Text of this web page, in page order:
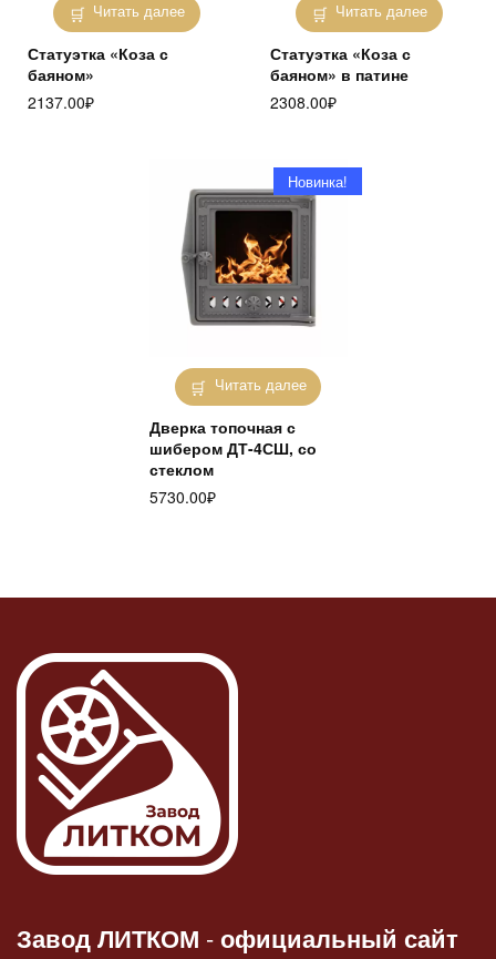
Читать далее
Статуэтка «Коза с
баяном»
2137.00₽
Читать далее
Статуэтка «Коза с
баяном» в патине
2308.00₽
Читать далее
Новинка!
Дверка топочная с
шибером ДТ-4СШ, со
стеклом
5730.00₽
Завод ЛИТКОМ -официальный сайт